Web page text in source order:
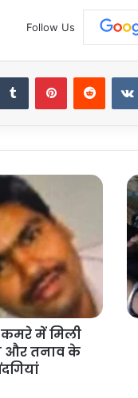
Follow Us
Tumblr PinterestReddit
कमरे में मिली
और तनाव के
में
के